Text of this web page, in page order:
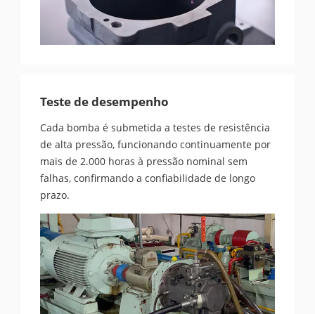
Teste de desempenho
Cada bomba é submetida a testes de resistência
de alta pressão, funcionando continuamente por
mais de 2.000 horas à pressão nominal sem
falhas, confirmando a confiabilidade de longo
prazo.